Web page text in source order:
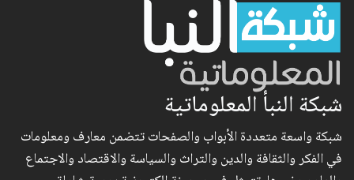
شبكة النبأ المعلوماتية
شبكة واسعة متعددة الأبواب والصفحات تتضمن معارف ومعلومات
في الفكر والثقافة والدين والتراث والسياسة والاقتصاد والاجتماع